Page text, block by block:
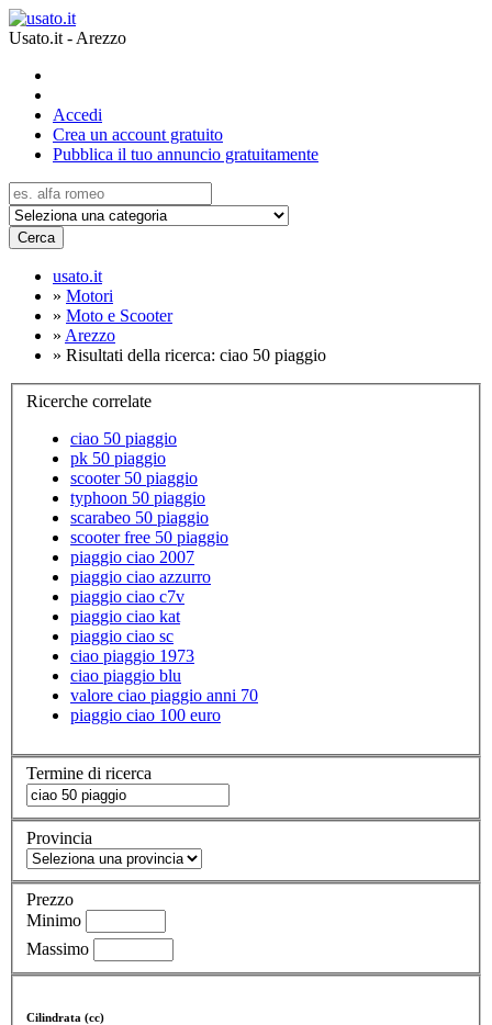
Usato.it - Arezzo
Accedi
Crea un account gratuito
Pubblica il tuo annuncio gratuitamente
Cerca
usato.it
» Motori
» Moto e Scooter
» Arezzo
» Risultati della ricerca: ciao 50 piaggio
Ricerche correlate
ciao 50 piaggio
pk 50 piaggio
scooter 50 piaggio
typhoon 50 piaggio
scarabeo 50 piaggio
scooter free 50 piaggio
piaggio ciao 2007
piaggio ciao azzurro
piaggio ciao c7v
piaggio ciao kat
piaggio ciao sc
ciao piaggio 1973
ciao piaggio blu
valore ciao piaggio anni 70
piaggio ciao 100 euro
Termine di ricerca
Provincia
Prezzo
Minimo
Massimo
Cilindrata (cc)